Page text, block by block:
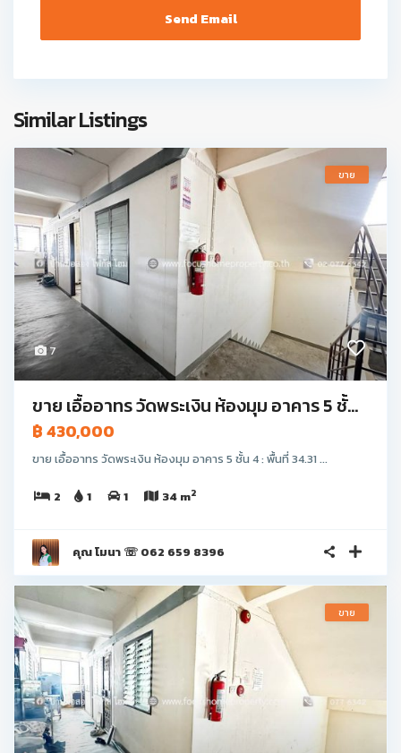
Similar Listings
7
ขาย
ขาย เอื้ออาทร วัดพระเงิน ห้องมุม อาคาร 5 ชั้...
฿ 430,000
ขาย เอื้ออาทร วัดพระเงิน ห้องมุม อาคาร 5 ชั้น 4 : พื้นที่ 34.31 ...
2 1 1 34 m2
คุณ โมนา ☏ 062 659 8396
ขาย